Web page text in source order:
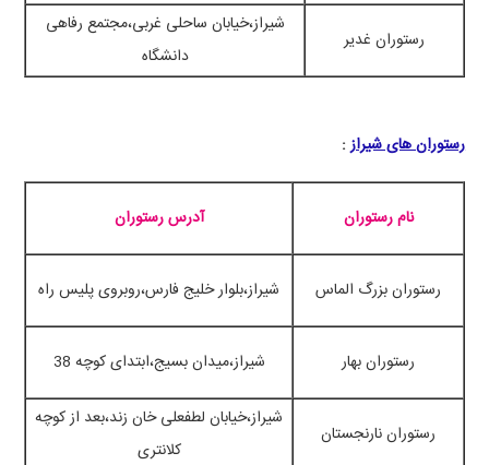
رستوران غدیر
شیراز،خیابان ساحلی غربی،مجتمع رفاهی
دانشگاه
رستوران های شیراز:
نام رستوران آدرس رستوران
رستوران بزرگ الماس شیراز،بلوار خلیج فارس،روبروی پلیس راه
رستوران بهار شیراز،میدان بسیج،ابتدای کوچه 38
رستوران نارنجستان
شیراز،خیابان لطفعلی خان زند،بعد از کوچه
کلانتری